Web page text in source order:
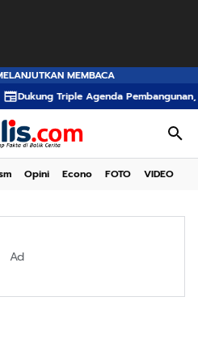
MEMBACA
Triple Agenda Pembangunan, Pemprov
Opini Econo FOTO VIDEO
Ad